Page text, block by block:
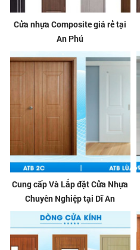
Cửa nhựa Composite giá rẻ tại
An Phú
Cung cấp Và Lắp đặt Cửa Nhựa
Chuyên Nghiệp tại Dĩ An